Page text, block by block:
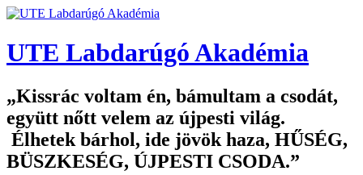
UTE Labdarúgó Akadémia
Kissrác voltam én, bámultam a csodát,
együtt nőtt velem az újpesti világ.
Élhetek bárhol, ide jövök haza, HŰSÉG,
BÜSZKESÉG, ÚJPESTI CSODA.